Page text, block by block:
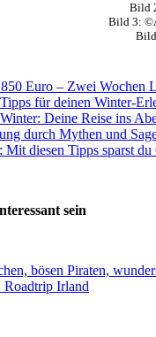
Bild
Bild 3:
Euro – Zwei Wochen
für deinen Winter-
Deine Reise ins
durch Mythen und
Mit diesen Tipps sparst du
sein
bösen Piraten,
Roadtrip Irland